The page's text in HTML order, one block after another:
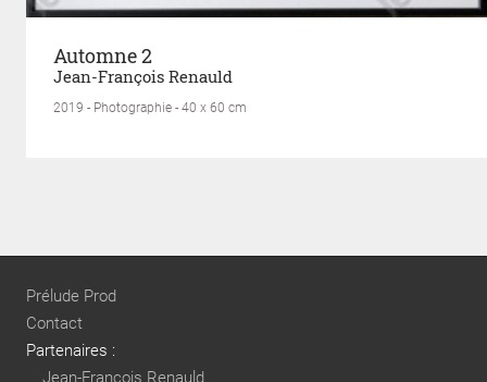
Automne 2
Jean-François Renauld
2019 - Photographie - 40 x 60 cm
Prélude Prod
Contact
Partenaires :
Jean-François Renauld